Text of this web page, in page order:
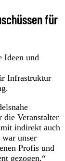
für
Ideen und
Infrastruktur
die Veranstalter
indirekt auch
war unser
Profis und
gezogen.“